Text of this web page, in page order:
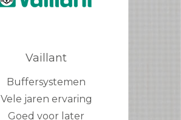
Vaillant
Buffersystemen
Vele jaren ervaring
Goed voor later